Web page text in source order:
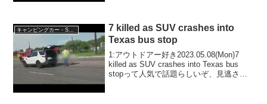
トドアー好き2020.04.23(T...
7 killed as SUV crashes into
Texas bus stop
1:アウトドアー好き2023.05.08(Mon)7
killed as SUV crashes into Texas bus
stopって人気で話題らしいぞ、見逃さな